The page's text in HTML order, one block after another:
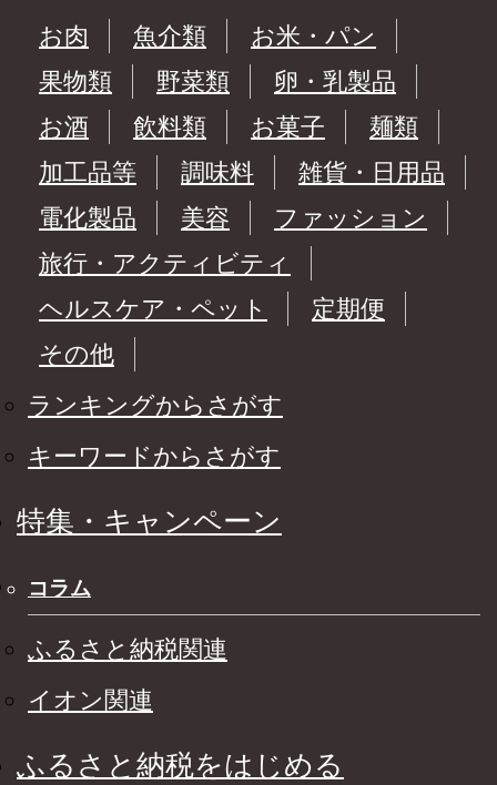
お肉
魚介類
お米・パン
果物類
野菜類
卵・乳製品
お酒
飲料類 お菓子
麺類
加工品等
調味料
雑貨・日用品
電化製品
美容
ファッション
旅行・アクティビティ
ヘルスケア・ペット
定期便
その他
ランキングからさがす
キーワードからさがす
特集・キャンペーン
コラム
ふるさと納税関連
イオン関連
ふるさと納税をはじめる